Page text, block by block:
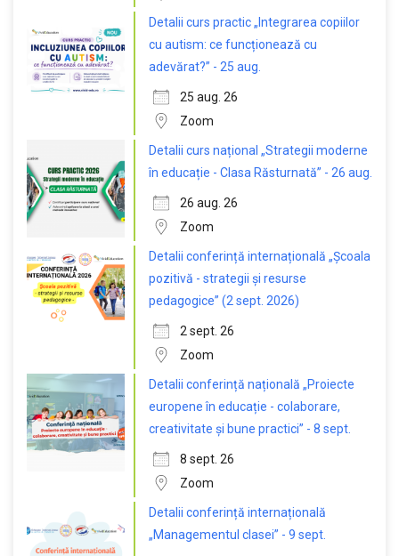
Detalii curs practic „Integrarea copiilor
cu autism: ce funcționează cu
adevărat?” - 25 aug.
25 aug. 26
Zoom
Detalii curs național „Strategii moderne
în educație - Clasa Răsturnată” - 26 aug.
26 aug. 26
Zoom
Detalii conferință internațională „Școala
pozitivă - strategii și resurse
pedagogice” (2 sept. 2026)
2 sept. 26
Zoom
Detalii conferință națională „Proiecte
europene în educație - colaborare,
creativitate și bune practici” - 8 sept.
8 sept. 26
Zoom
Detalii conferință internațională
„Managementul clasei” - 9 sept.